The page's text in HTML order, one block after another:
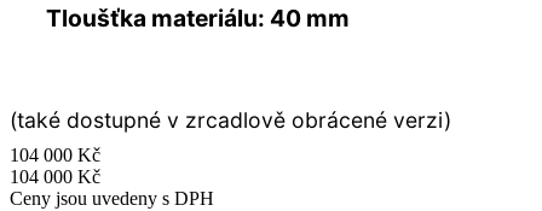
Tloušťka materiálu: 40 mm
(také dostupné v zrcadlově obrácené verzi)
104 000 Kč
104 000 Kč
Ceny jsou uvedeny s DPH